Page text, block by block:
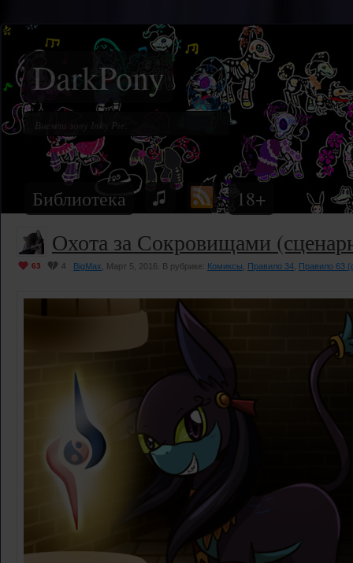
DarkPony
Библиотека 18+
Охота за Сокровищами
63 4 BigMax , Март 5, 2016. В рубрике: Комиксы Правило 34 Правило 63